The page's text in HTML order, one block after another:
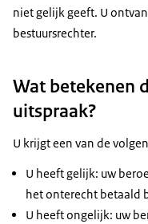
niet gelijk geeft. U
bestuursrechter.
Wat betekenen
uitspraak?
U krijgt een van de
U heeft gelijk: uw
het onterecht betaald
U heeft ongelijk: uw